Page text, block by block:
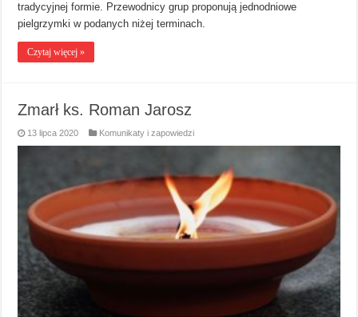
tradycyjnej formie. Przewodnicy grup proponują jednodniowe
pielgrzymki w podanych niżej terminach.
Czytaj więcej »
Zmarł ks. Roman Jarosz
13 lipca 2020 Komunikaty i zapowiedzi